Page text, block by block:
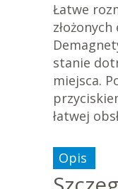
Łatwe
stanie
miejsca.
łatwej
Opis